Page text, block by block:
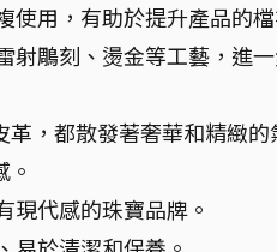
使用，有助於提升產品的檔
射鵰刻、燙金等工藝，進
，都散發著奢華和精緻
現代感的珠寶品牌。